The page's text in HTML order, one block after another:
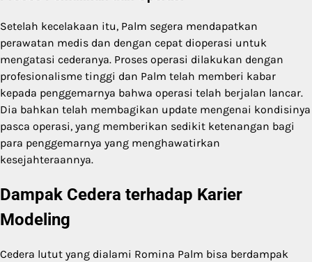
Setelah kecelakaan itu, Palm segera mendapatkan
perawatan medis dan dengan cepat dioperasi untuk
mengatasi cederanya. Proses operasi dilakukan dengan
profesionalisme tinggi dan Palm telah memberi kabar
kepada penggemarnya bahwa operasi telah berjalan lancar.
Dia bahkan telah membagikan update mengenai kondisinya
pasca operasi, yang memberikan sedikit ketenangan bagi
para penggemarnya yang menghawatirkan
kesejahteraannya.
Dampak Cedera terhadap Karier
Modeling
Cedera lutut yang dialami Romina Palm bisa berdampak